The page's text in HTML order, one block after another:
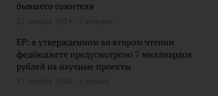
бывшего сожителя
ЕР: в утвержденном во втором чтении
федбюджете предусмотрено 7 миллиардов
рублей на научные проекты